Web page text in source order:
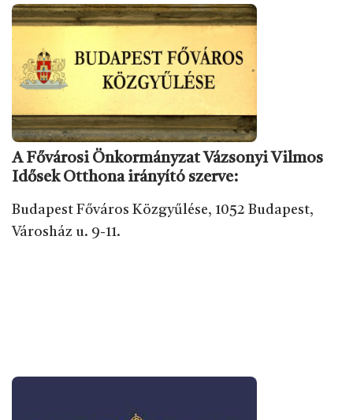
A Fővárosi Önkormányzat Vázsonyi Vilmos
Idősek Otthona irányító szerve:
Budapest Főváros Közgyűlése, 1052 Budapest,
Városház u. 9-11.